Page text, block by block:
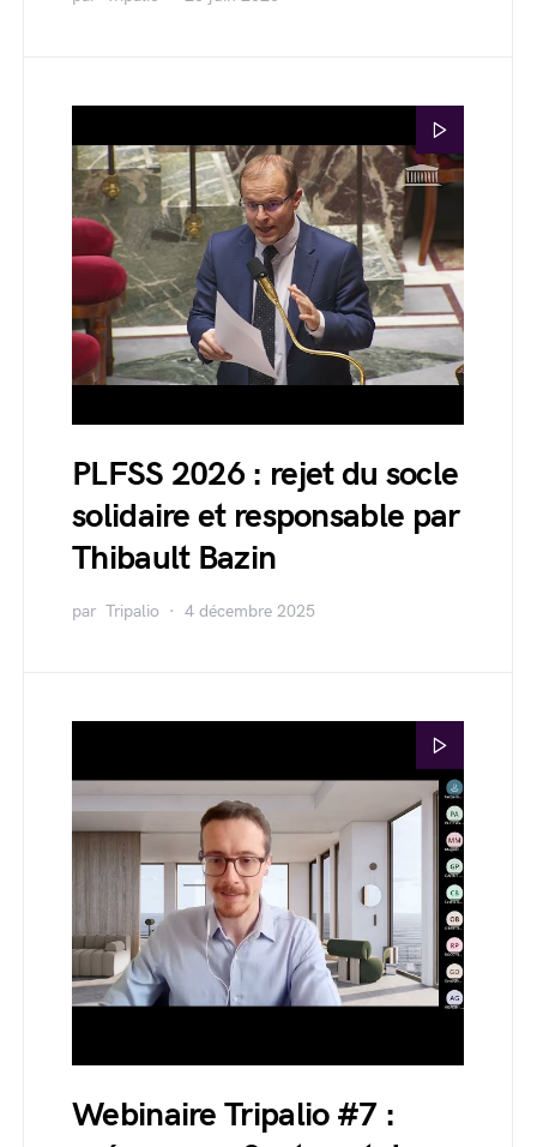
PLFSS 2026 : rejet du socle
solidaire et responsable par
Thibault Bazin
par Tripalio 4 décembre 2025
Webinaire Tripalio #7 :